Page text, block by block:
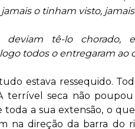
o tinham visto,
tê-lo chorado,
todos o entregaram ao
estava ressequido.
terrível seca não
toda a sua extensão, o
na direção da barra do